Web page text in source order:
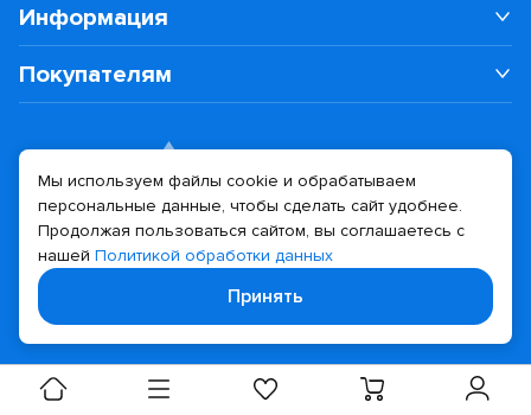
Информация
Покупателям
Политика конфиденциальности
Дизайн сайта Разработка сайта
Мы используем файлы cookie и обрабатываем
персональные данные, чтобы сделать сайт удобнее.
Продолжая пользоваться сайтом, вы соглашаетесь с
нашей Политикой обработки данных
Принять